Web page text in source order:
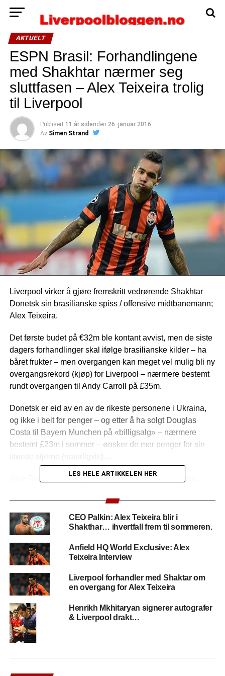
AKTUELT
ESPN Brasil: Forhandlingene
med Shakhtar nærmer seg
sluttfasen – Alex Teixeira trolig
til Liverpool
Publisert 11 år sidenden 26. januar 2016
Av Simen Strand
Liverpool virker å gjøre fremskritt vedrørende Shakhtar
Donetsk sin brasilianske spiss / offensive midtbanemann;
Alex Teixeira.
Det første budet på €32m ble kontant avvist, men de siste
dagers forhandlinger skal ifølge brasilianske kilder – ha
båret frukter – men overgangen kan meget vel mulig bli ny
overgangsrekord (kjøp) for Liverpool – nærmere bestemt
rundt overgangen til Andy Carroll på £35m.
Donetsk er eid av en av de rikeste personene i Ukraina,
og ikke i beit for penger – og etter å ha solgt Douglas
Costa til Bayern Munchen på «billigsalg» – nærmere
bestemt £23m i sommer – ønsker de mer penger for sin
Alex Teixeira har følgende statistikk siste sesongene…
2014/15:22 mål på 37 kamper
2015/16:26 mål på 26 kamper
Liverpool skal allerede ha ferdigforhandlet kontrakten
med Teixeira – så det eneste som gjenstår skal være å
forhandle ferdig detaljene rundt overgangsprisen – men
det virker altså å gå veien skal vi tro dagens siste…
Spennende avslutning på overgangsvinduet blir det
definitivt – sett med Liverpool-øyne…
LES HELE ARTIKKELEN HER
CEO Palkin: Alex Teixeira blir i
Shakthar… ihvertfall frem til sommeren.
Anfield HQ World Exclusive: Alex
Teixeira Interview
Liverpool forhandler med Shaktar om
en overgang for Alex Teixeira
Henrikh Mkhitaryan signerer autografer
& Liverpool drakt…